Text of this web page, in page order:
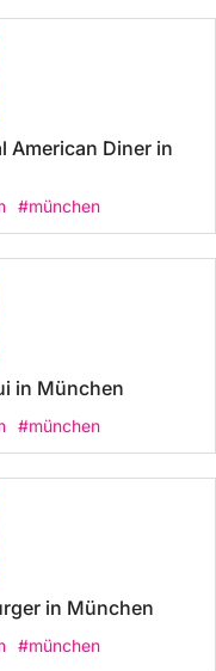
American Diner in
#münchen
in München
#münchen
in München
#münchen